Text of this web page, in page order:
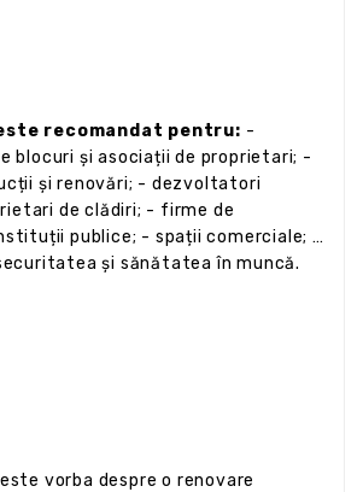
recomandat pentru: -
blocuri și asociații de proprietari; -
și renovări; - dezvoltatori
de clădiri; - firme de
publice; - spații comerciale; -
și sănătatea în muncă.
vorba despre o renovare